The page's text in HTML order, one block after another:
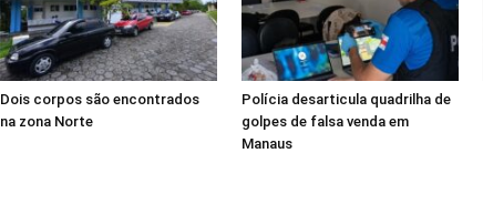
Dois corpos são encontrados
na zona Norte
Polícia desarticula quadrilha de
golpes de falsa venda em
Manaus